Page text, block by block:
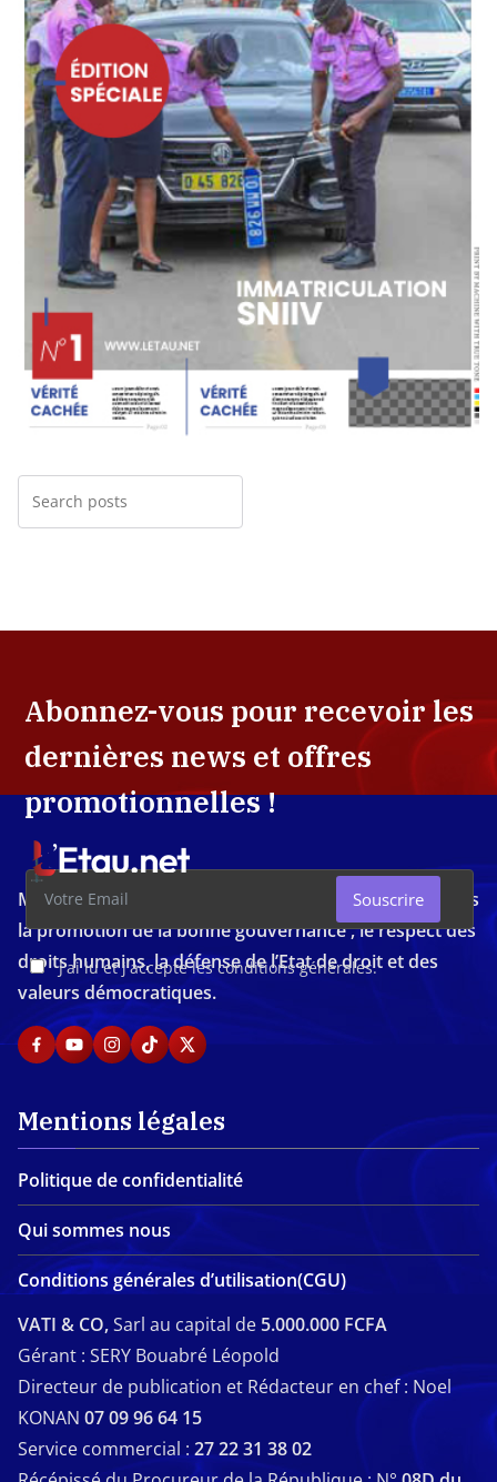
Abonnez-vous pour recevoir les
dernières news et offres
promotionnelles !
J'ai lu et j'accepte les conditions générales.
Souscrire
Média d'investigation ivoirien résolument engagé dans
la promotion de la bonne gouvernance , le respect des
droits humains, la défense de l’Etat de droit et des
valeurs démocratiques.
Mentions légales
Politique de confidentialité
Qui sommes nous
Conditions générales d’utilisation(CGU)
VATI & CO,Sarl au capital de 5.000.000 FCFA
Gérant : SERY Bouabré Léopold
Directeur de publication et Rédacteur en chef : Noel
KONAN 07 09 96 64 15
Service commercial : 27 22 31 38 02